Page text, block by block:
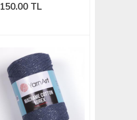
150.00 TL